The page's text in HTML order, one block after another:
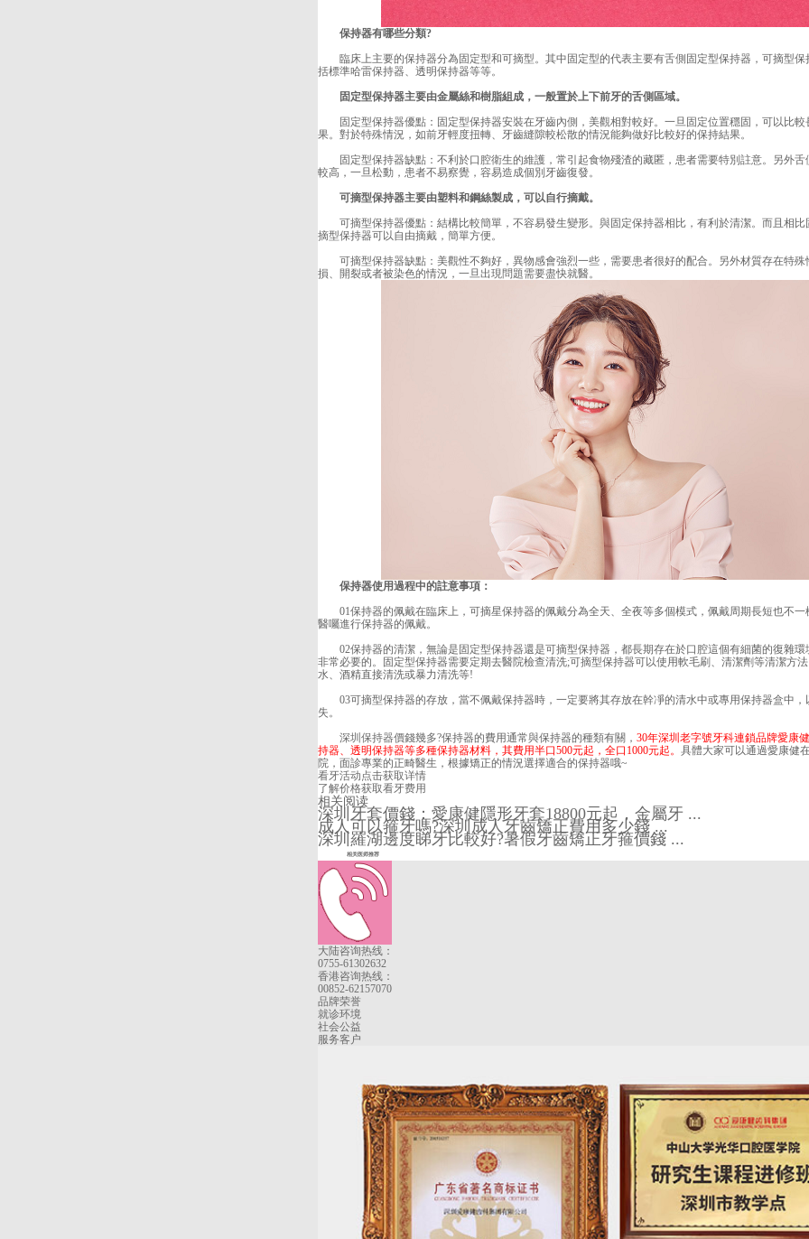
保持器有哪些分類?
臨床上主要的保持器分為固定型和可摘型。其中固定型的代表主要有舌側固定型保持器，可摘型保
括標準哈雷保持器、透明保持器等等。
固定型保持器主要由金屬絲和樹脂組成，一般置於上下前牙的舌側區域。
固定型保持器優點：固定型保持器安裝在牙齒內側，美觀相對較好。一旦固定位置穩固，可以比較
果。對於特殊情況，如前牙輕度扭轉、牙齒縫隙較松散的情況能夠做好比較好的保持結果。
固定型保持器缺點：不利於口腔衛生的維護，常引起食物殘渣的藏匿，患者需要特別註意。另外舌
較高，一旦松動，患者不易察覺，容易造成個別牙齒復發。
可摘型保持器主要由塑料和鋼絲製成，可以自行摘戴。
可摘型保持器優點：結構比較簡單，不容易發生變形。與固定保持器相比，有利於清潔。而且相比
摘型保持器可以自由摘戴，簡單方便。
可摘型保持器缺點：美觀性不夠好，異物感會強烈一些，需要患者很好的配合。另外材質存在特殊
損、開裂或者被染色的情況，一旦出現問題需要盡快就醫。
保持器使用過程中的註意事項：
01保持器的佩戴在臨床上，可摘星保持器的佩戴分為全天、全夜等多個模式，佩戴周期長短也不一
醫囑進行保持器的佩戴。
02保持器的清潔，無論是固定型保持器還是可摘型保持器，都長期存在於口腔這個有細菌的復雜環
非常必要的。固定型保持器需要定期去醫院檢查清洗;可摘型保持器可以使用軟毛刷、清潔劑等清潔方
水、酒精直接清洗或暴力清洗等!
03可摘型保持器的存放，當不佩戴保持器時，一定要將其存放在幹凈的清水中或專用保持器盒中，
失。
深圳保持器價錢幾多?保持器的費用通常與保持器的種類有關， 30年深圳老字號牙科連鎖品牌愛康
持器、透明保持器等多種保持器材料，其費用半口500元起，全口1000元起。 具體大家可以通過愛康健
院，面診專業的正畸醫生，根據矯正的情況選擇適合的保持器哦~
看牙活动 点击获取详情
了解价格获取看牙费用
相关阅读
深圳牙套價錢：愛康健隱形牙套18800元起，金屬牙 ...
成人可以箍牙嗎?深圳成人牙齒矯正費用多少錢 ...
深圳羅湖邊度睇牙比較好?暑假牙齒矯正牙箍價錢 ...
相关医师推荐
大陆咨询热线：
0755-61302632
香港咨询热线：
00852-62157070
品牌荣誉
就诊环境
社会公益
服务客户